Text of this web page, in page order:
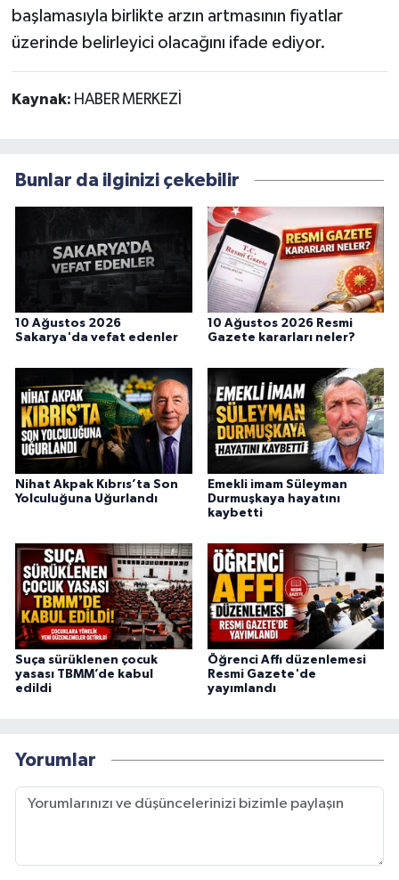
başlamasıyla birlikte arzın artmasının fiyatlar
üzerinde belirleyici olacağını ifade ediyor.
Kaynak: HABER MERKEZİ
Bunlar da ilginizi çekebilir
10 Ağustos 2026
Sakarya'da vefat edenler
10 Ağustos 2026 Resmi
Gazete kararları neler?
Nihat Akpak Kıbrıs’ta Son
Yolculuğuna Uğurlandı
Emekli imam Süleyman
Durmuşkaya hayatını
kaybetti
Suça sürüklenen çocuk
yasası TBMM’de kabul
edildi
Öğrenci Affı düzenlemesi
Resmi Gazete'de
yayımlandı
Yorumlar